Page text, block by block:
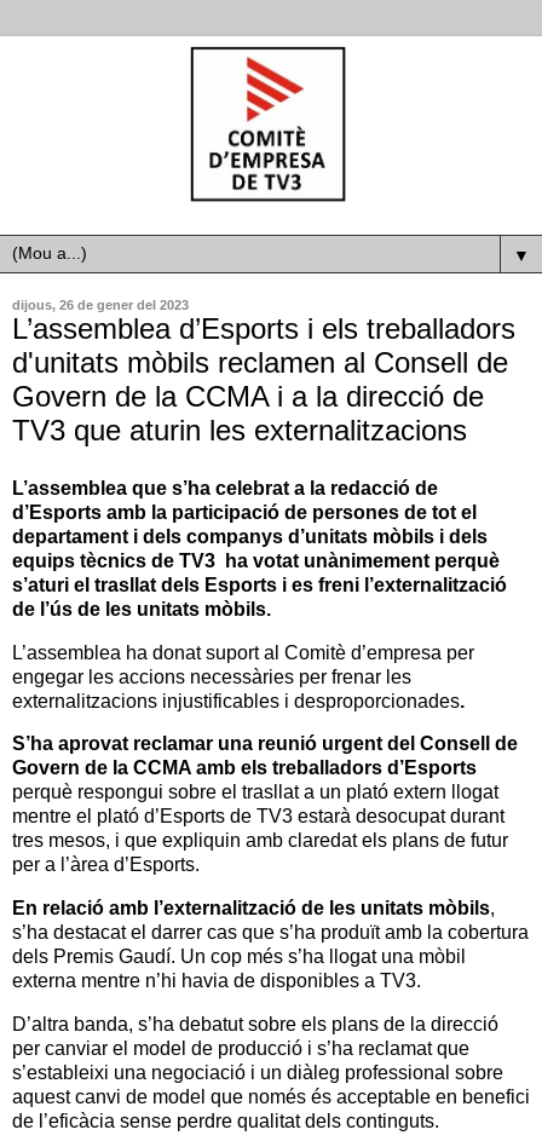
▼
dijous, 26 de gener del 2023
L’assemblea d’Esports i els treballadors
d'unitats mòbils reclamen al Consell de
Govern de la CCMA i a la direcció de
TV3 que aturin les externalitzacions
L’assemblea que s’ha celebrat a la redacció de
d’Esports amb la participació de persones de tot el
departament i dels companys d’unitats mòbils i dels
equips tècnics de TV3 ha votat unànimement perquè
s’aturi el trasllat dels Esports i es freni l’externalització
de l’ús de les unitats mòbils.
L’assemblea ha donat suport al Comitè d’empresa per
engegar les accions necessàries per frenar les
externalitzacions injustificables i desproporcionades.
S’ha aprovat reclamar una reunió urgent del Consell de
Govern de la CCMA amb els treballadors d’Esports
perquè respongui sobre el trasllat a un plató extern llogat
mentre el plató d’Esports de TV3 estarà desocupat durant
tres mesos, i que expliquin amb claredat els plans de futur
per a l’àrea d’Esports.
En relació amb l’externalització de les unitats mòbils,
s’ha destacat el darrer cas que s’ha produït amb la cobertura
dels Premis Gaudí. Un cop més s’ha llogat una mòbil
externa mentre n’hi havia de disponibles a TV3.
D’altra banda, s’ha debatut sobre els plans de la direcció
per canviar el model de producció i s’ha reclamat que
s’estableixi una negociació i un diàleg professional sobre
aquest canvi de model que només és acceptable en benefici
de l’eficàcia sense perdre qualitat dels continguts.